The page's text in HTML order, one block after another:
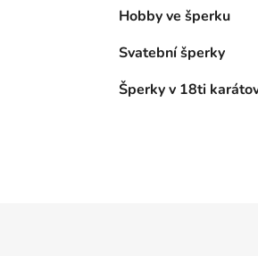
Hobby ve šperku
Svatební šperky
Šperky v 18ti